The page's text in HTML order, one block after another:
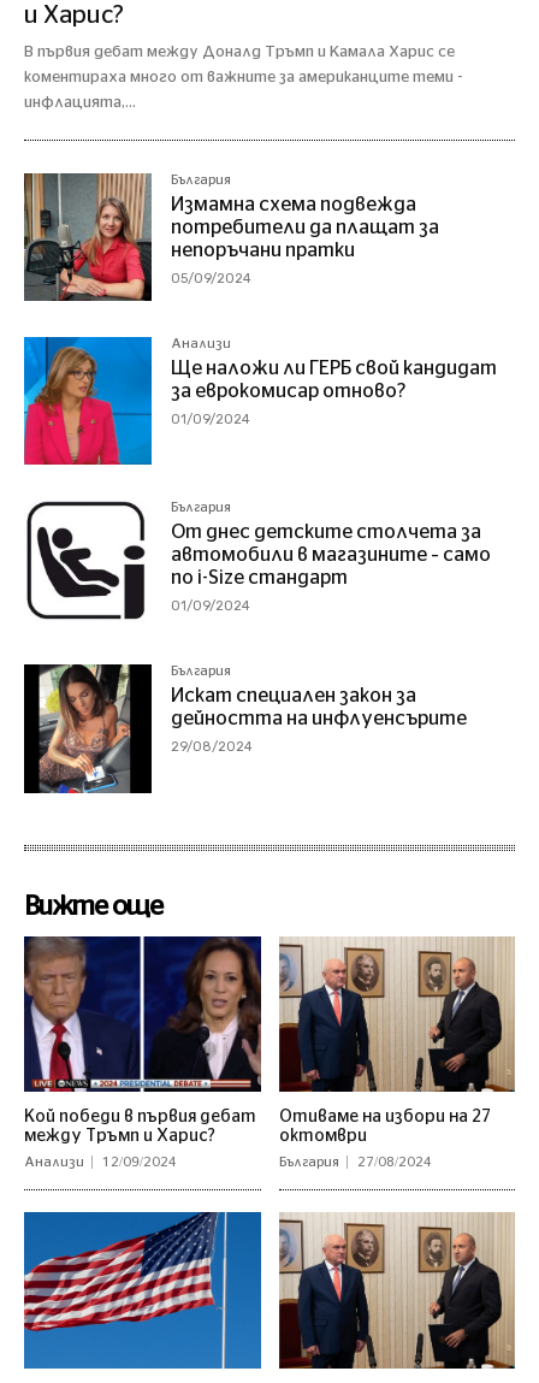
и Харис?
В първия дебат между Доналд Тръмп и Камала Харис се
коментираха много от важните за американците теми -
инфлацията,...
България
Измамна схема подвежда
потребители да плащат за
непоръчани пратки
05/09/2024
Анализи
Ще наложи ли ГЕРБ свой кандидат
за еврокомисар отново?
01/09/2024
България
От днес детските столчета за
автомобили в магазините – само
по i-Size стандарт
01/09/2024
България
Искат специален закон за
дейността на инфлуенсърите
29/08/2024
Вижте още
Кой победи в първия дебат
между Тръмп и Харис?
Анализи 12/09/2024
Отиваме на избори на 27
октомври
България 27/08/2024